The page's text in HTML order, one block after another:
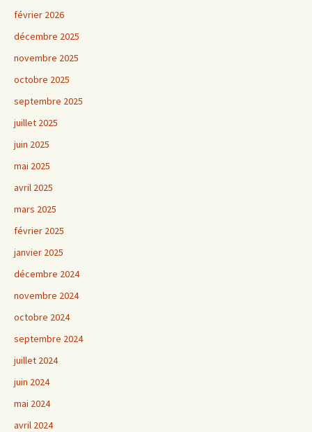
février 2026
décembre 2025
novembre 2025
octobre 2025
septembre 2025
juillet 2025
juin 2025
mai 2025
avril 2025
mars 2025
février 2025
janvier 2025
décembre 2024
novembre 2024
octobre 2024
septembre 2024
juillet 2024
juin 2024
mai 2024
avril 2024